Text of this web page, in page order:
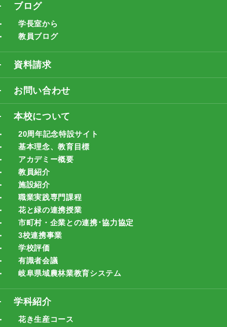
ブログ
学長室から
教員ブログ
資料請求
お問い合わせ
本校について
20周年記念特設サイト
基本理念、教育目標
アカデミー概要
教員紹介
施設紹介
職業実践専門課程
花と緑の連携授業
市町村・企業との連携･協力協定
3校連携事業
学校評価
有識者会議
岐阜県域農林業教育システム
学科紹介
花き生産コース